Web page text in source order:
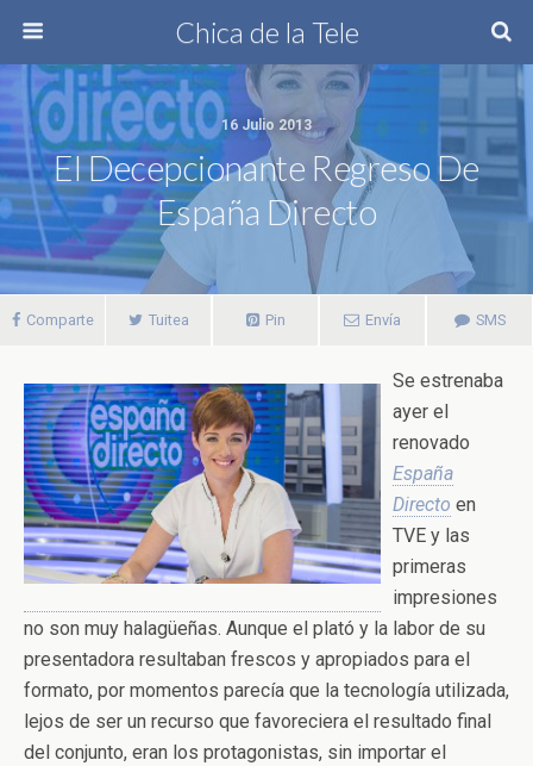
Chica de la Tele
16 Julio 2013
El Decepcionante Regreso De
España Directo
Comparte Tuitea Pin Envía SMS
Se estrenaba
ayer el
renovado
España
Directo en
TVE y las
primeras
impresiones
no son muy halagüeñas. Aunque el plató y la labor de su
presentadora resultaban frescos y apropiados para el
formato, por momentos parecía que la tecnología utilizada,
lejos de ser un recurso que favoreciera el resultado final
del conjunto, eran los protagonistas, sin importar el